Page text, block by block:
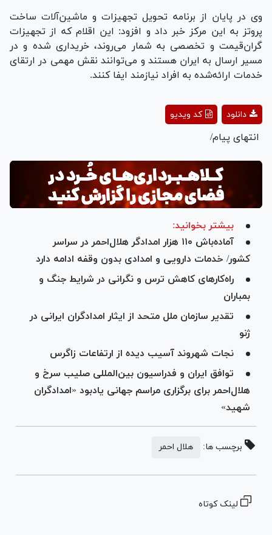
وی در پایان از برنامه تحویل تجهیزات و ماشین‌آلات ساخت
پروتز به این مرکز خبر داد و افزود: این اقلام که از تجهیزات
گران‌قیمت و تخصصی به شمار می‌روند، خریداری شده و در
مسیر ارسال به ایران هستند و می‌توانند نقش مهمی در ارتقای
خدمات ارائه‌شده به افراد نیازمند ایفا کنند.
Playکد ویدیو دانلود
انتهای پیام/
بیشتر بخوانید:
آماده‌باش ۱۱۰ هزار امدادگر هلال‌احمر در سراسر
کشور/ خدمات دارویی و امدادی بدون وقفه ادامه دارد
راه‌کار‌های کاهش ترس و نگرانی در شرایط جنگ و
بمباران
تقدیر سازمان ملل متحد از ایثار امدادگران ایرانی در
ژنو
نجات شهروند آسیب دیده از ارتفاعات زاگرس
توافق ایران و فدراسیون بین‌المللی صلیب سرخ و
هلال‌احمر برای برگزاری مراسم جهانی یادبود «امدادگران
شهید»
برچسب ها: هلال احمر
لینک کوتاه